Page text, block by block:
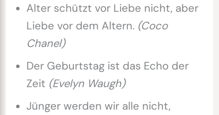
Alter schützt vor Liebe nicht, aber
Liebe vor dem Altern. (Coco
Chanel)
Der Geburtstag ist das Echo der
Zeit (Evelyn Waugh)
Jünger werden wir alle nicht,